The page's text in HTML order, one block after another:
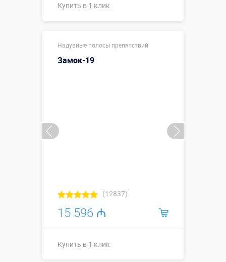
Купить в 1 клик
Размеры, м:
3,7 м
Больше деталей →
Надувные полосы препятствий
Замок-19
(12837)
15 596 ₼
Купить в 1 клик